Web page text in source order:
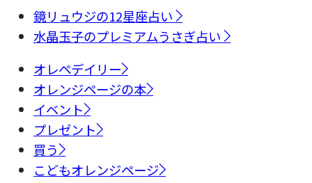
鏡リュウジの12星座占い
水晶玉子のプレミアムうさぎ占い
オレペデイリー
オレンジページの本
イベント
プレゼント
買う
こどもオレンジページ